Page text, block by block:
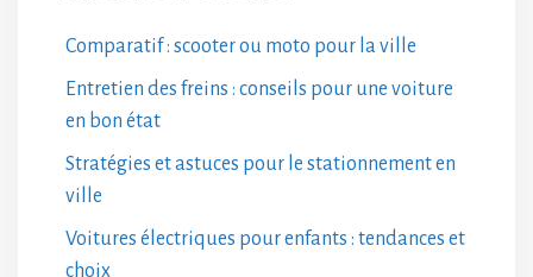
Comparatif : scooter ou moto pour la ville
Entretien des freins : conseils pour une voiture
en bon état
Stratégies et astuces pour le stationnement en
ville
Voitures électriques pour enfants : tendances et
choix